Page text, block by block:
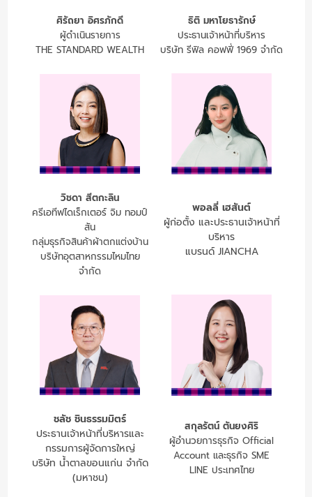
ศิรัถยา อิศรภักดี
ผู้ดำเนินรายการ
THE STANDARD WEALTH
ธิติ มหาโยธารักษ์
ประธานเจ้าหน้าที่บริหาร
บริษัท รีฟิล คอฟฟี่ 1969 จำกัด
วิชดา สีตกะลิน
ครีเอทีฟไดเร็กเตอร์ จิม ทอมป์
สัน
กลุ่มธุรกิจสินค้าผ้าตกแต่งบ้าน
บริษัทอุตสาหกรรมไหมไทย
จำกัด
พอลลี่ เฮสันต์
ผู้ก่อตั้ง และประธานเจ้าหน้าที่
บริหาร
แบรนด์ JIANCHA
ชลัช ชินธรรมมิตร์
ประธานเจ้าหน้าที่บริหารและ
กรรมการผู้จัดการใหญ่
บริษัท น้ำตาลขอนแก่น จำกัด
(มหาชน)
สกุลรัตน์ ตันยงศิริ
ผู้อำนวยการธุรกิจ Official
Account และธุรกิจ SME
LINE ประเทศไทย